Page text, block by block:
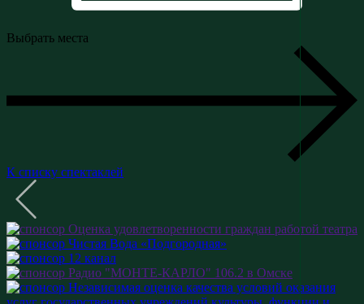
Выбрать места
К списку спектаклей